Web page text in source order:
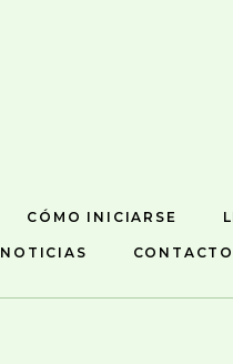
CÓMO INICIARSE
NOTICIAS CONTACTO